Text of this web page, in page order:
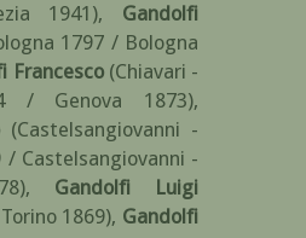
1941), Gandolfi
1797 / Bologna
Francesco (Chiavari -
/ Genova 1873),
(Castelsangiovanni -
/ Castelsangiovanni -
, Gandolfi Luigi
1869), Gandolfi